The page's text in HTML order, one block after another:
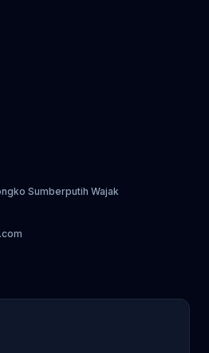
Sumberputih Wajak